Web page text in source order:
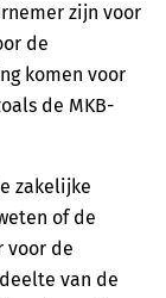
zijn voor
de
komen voor
de MKB-
zakelijke
of de
voor de
van de